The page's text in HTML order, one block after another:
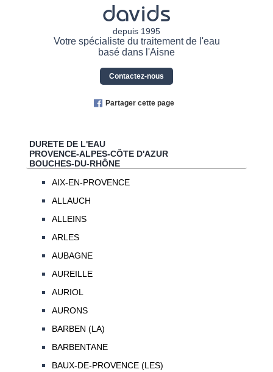
davids
depuis 1995
Votre spécialiste du traitement de l'eau
basé dans l'Aisne
Contactez-nous
Partager cette page
DURETE DE L'EAU
PROVENCE-ALPES-CÔTE D'AZUR
BOUCHES-DU-RHÔNE
AIX-EN-PROVENCE
ALLAUCH
ALLEINS
ARLES
AUBAGNE
AUREILLE
AURIOL
AURONS
BARBEN (LA)
BARBENTANE
BAUX-DE-PROVENCE (LES)